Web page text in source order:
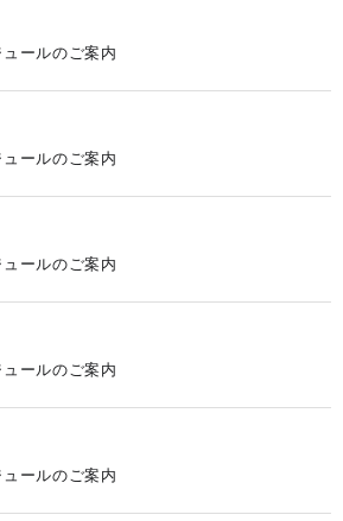
ールのご案内
ールのご案内
ールのご案内
ールのご案内
ールのご案内